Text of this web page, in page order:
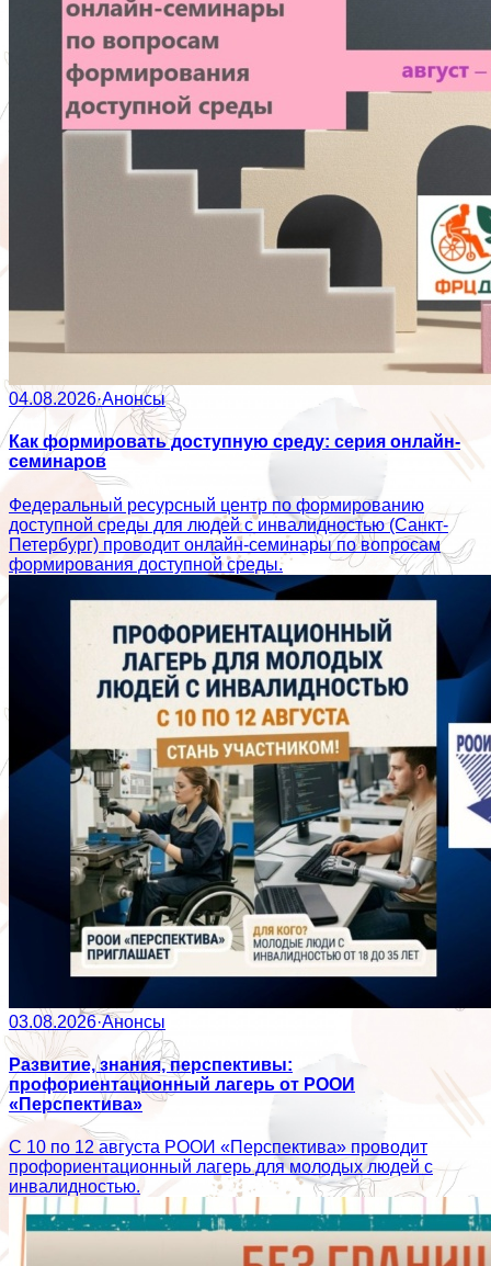
04.08.2026·Анонсы
Как формировать доступную среду: серия онлайн-
семинаров
Федеральный ресурсный центр по формированию
доступной среды для людей с инвалидностью (Санкт-
Петербург) проводит онлайн-семинары по вопросам
формирования доступной среды.
03.08.2026·Анонсы
Развитие, знания, перспективы:
профориентационный лагерь от РООИ
«Перспектива»
С 10 по 12 августа РООИ «Перспектива» проводит
профориентационный лагерь для молодых людей с
инвалидностью.